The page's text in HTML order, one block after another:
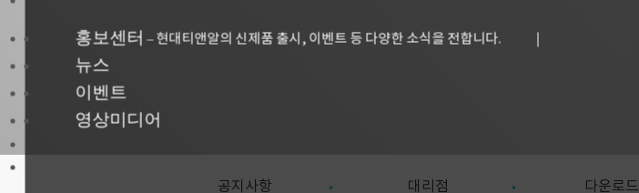
홍보센터 –현대티앤알의 신제품 출시, 이벤트 등 다양한 소식을 전합니다.
뉴스
이벤트
영상미디어
공지사항 대리점 다운로드